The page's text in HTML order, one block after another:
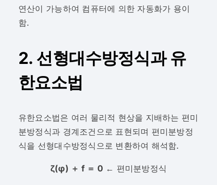
연산이 가능하여 컴퓨터에 의한 자동화가 용이
함.
2. 선형대수방정식과 유
한요소법
유한요소법은 여러 물리적 현상을 지배하는 편미
분방정식과 경계조건으로 표현되며 편미분방정
식을 선형대수방정식으로 변환하여 해석함.
ζ(φ) ＋ f ＝ 0 ← 편미분방정식